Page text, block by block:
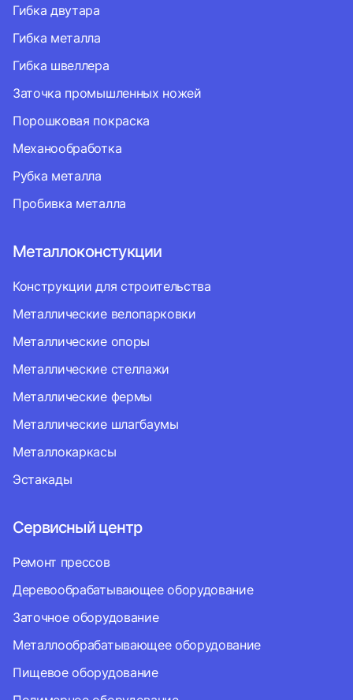
Гибка двутара
Гибка металла
Гибка швеллера
Заточка промышленных ножей
Порошковая покраска
Механообработка
Рубка металла
Пробивка металла
Металлоконстукции
Конструкции для строительства
Металлические велопарковки
Металлические опоры
Металлические стеллажи
Металлические фермы
Металлические шлагбаумы
Металлокаркасы
Эстакады
Сервисный центр
Ремонт прессов
Деревообрабатывающее оборудование
Заточное оборудование
Металлообрабатывающее оборудование
Пищевое оборудование